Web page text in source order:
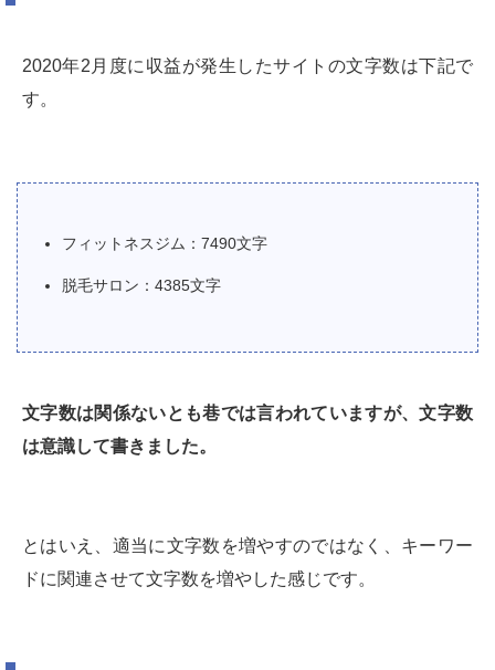
2020年2月度に収益が発生したサイトの文字数は下記で
す。
フィットネスジム：7490文字
脱毛サロン：4385文字
文字数は関係ないとも巷では言われていますが、文字数
は意識して書きました。
とはいえ、適当に文字数を増やすのではなく、キーワー
ドに関連させて文字数を増やした感じです。